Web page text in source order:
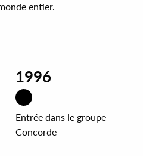
entier.
1996
Entrée dans le groupe
Concorde